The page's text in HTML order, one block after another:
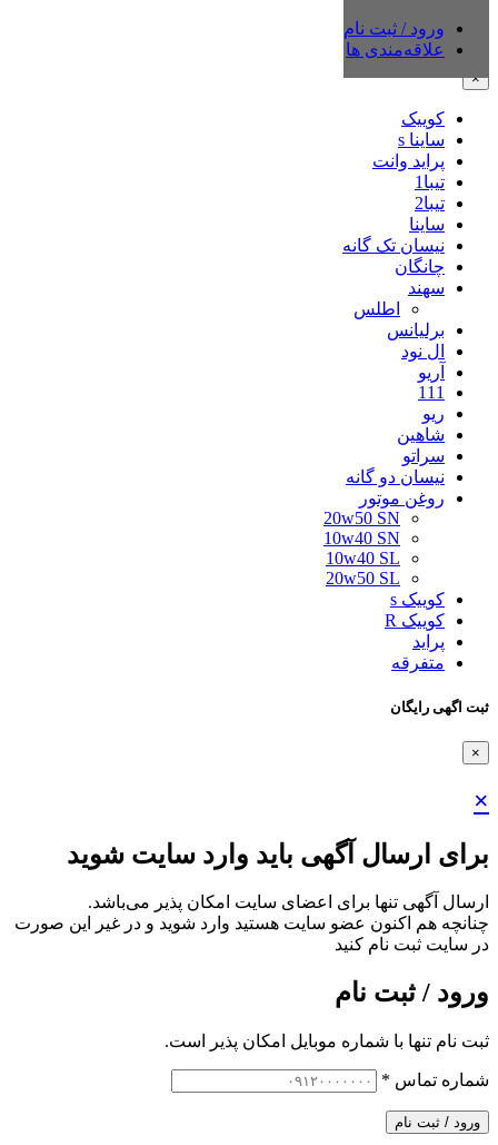
دسته‌بندی‌ها
×
کوییک
ساینا s
پراید وانت
تیبا1
تیبا2
ساینا
نیسان تک گانه
چانگان
سهند
اطلس
برلیانس
ال نود
آریو
111
ریو
شاهین
سراتو
نیسان دو گانه
روغن موتور
20w50 SN
10w40 SN
10w40 SL
20w50 SL
کوییک s
کوییک R
پراید
متفرقه
ثبت اگهی رایگان
×
×
برای ارسال آگهی باید وارد سایت شوید
ارسال آگهی تنها برای اعضای سایت امکان پذیر می‌باشد.
چنانچه هم‌ اکنون عضو سایت هستید وارد شوید و در غیر این صورت
در سایت ثبت نام کنید
ورود / ثبت نام
ثبت نام تنها با شماره موبایل امکان پذیر است.
شماره تماس *
ورود / ثبت نام
ورود / ثبت نام
علاقه‌مندی ها